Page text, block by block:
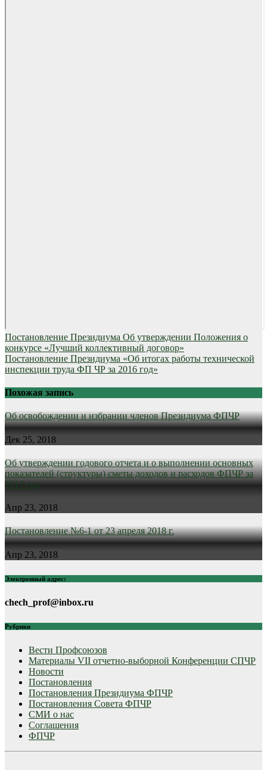
Навигация
по
записям
Постановление Президиума Об утверждении Положения о
конкурсе «Лучший коллективный договор»
Постановление Президиума «Об итогах работы технической
инспекции труда ФП ЧР за 2016 год»
Похожая запись
Об освобождении и избрании членов Президиума ФПЧР
Дек 25, 2018
Об утверждении годового отчета и о выполнении основных
показателей (структуры) сметы доходов и расходов ФПЧР за
2017 год.
Апр 23, 2018
Постановление №6-1 от 23 апреля 2018 г.
Апр 23, 2018
Электронный адрес:
chech_prof@inbox.ru
Рубрики
Вести Профсоюзов
Материалы VII отчетно-выборной Конференции СПЧР
Новости
Постановления
Постановления Президиума ФПЧР
Постановления Совета ФПЧР
СМИ о нас
Соглашения
ФПЧР